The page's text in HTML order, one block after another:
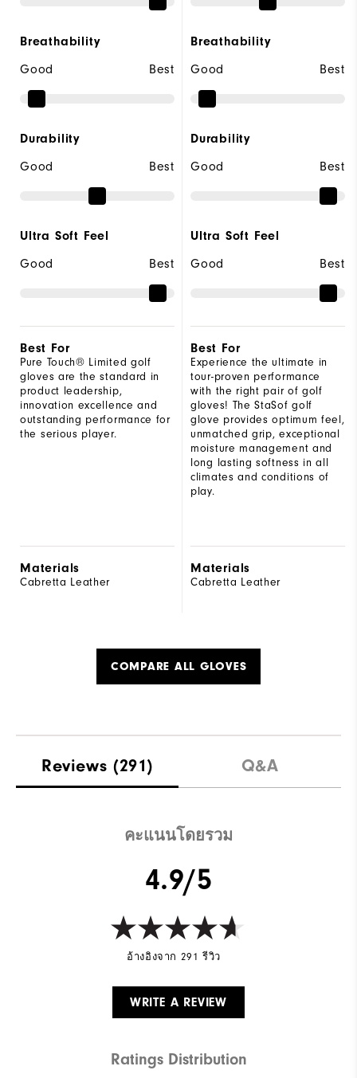
Breathability
Good
Best
Durability
Good
Best
Ultra Soft Feel
Good
Best
Best For
Pure Touch® Limited golf
gloves are the standard in
product leadership,
innovation excellence and
outstanding performance for
the serious player.
Materials
Cabretta Leather
Breathability
Good
Best
Durability
Good
Best
Ultra Soft Feel
Good
Best
Best For
Experience the ultimate in
tour-proven performance
with the right pair of golf
gloves! The StaSof golf
glove provides optimum feel,
unmatched grip, exceptional
moisture management and
long lasting softness in all
climates and conditions of
play.
Materials
Cabretta Leather
COMPARE ALL GLOVES
Reviews (291) Q&A
คะแนนโดยรวม
4.9/5
อ้างอิงจาก 291 รีวิว
WRITE A REVIEW
Ratings Distribution